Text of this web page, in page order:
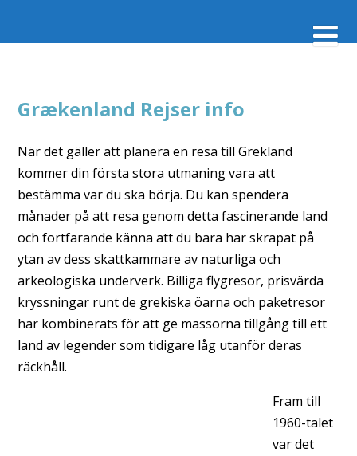
Grækenland Rejser info
När det gäller att planera en resa till Grekland
kommer din första stora utmaning vara att
bestämma var du ska börja. Du kan spendera
månader på att resa genom detta fascinerande land
och fortfarande känna att du bara har skrapat på
ytan av dess skattkammare av naturliga och
arkeologiska underverk. Billiga flygresor, prisvärda
kryssningar runt de grekiska öarna och paketresor
har kombinerats för att ge massorna tillgång till ett
land av legender som tidigare låg utanför deras
räckhåll.
Fram till
1960-talet
var det